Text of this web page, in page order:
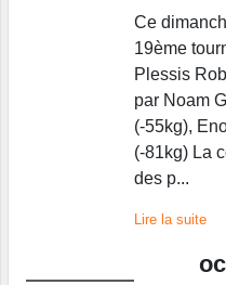
Ce
19ème
Plessis
par Noam
(-55kg),
(-81kg) La
des p...
Lire la suite